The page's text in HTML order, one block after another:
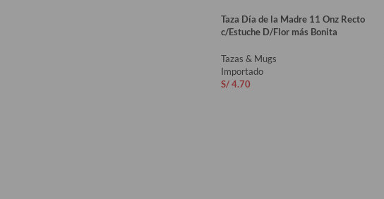
Taza Día de la Madre 11 Onz Recto
c/Estuche D/Flor más Bonita
Tazas & Mugs
Importado
S/4.70